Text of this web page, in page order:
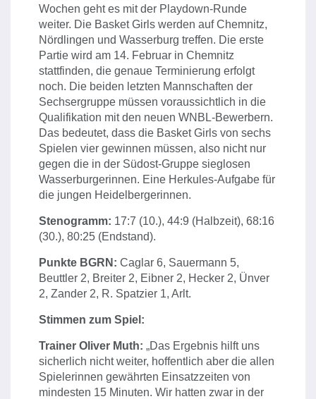
Wochen geht es mit der Playdown-Runde
weiter. Die Basket Girls werden auf Chemnitz,
Nördlingen und Wasserburg treffen. Die erste
Partie wird am 14. Februar in Chemnitz
stattfinden, die genaue Terminierung erfolgt
noch. Die beiden letzten Mannschaften der
Sechsergruppe müssen voraussichtlich in die
Qualifikation mit den neuen WNBL-Bewerbern.
Das bedeutet, dass die Basket Girls von sechs
Spielen vier gewinnen müssen, also nicht nur
gegen die in der Südost-Gruppe sieglosen
Wasserburgerinnen. Eine Herkules-Aufgabe für
die jungen Heidelbergerinnen.
Stenogramm: 17:7 (10.), 44:9 (Halbzeit), 68:16
(30.), 80:25 (Endstand).
Punkte BGRN: Caglar 6, Sauermann 5,
Beuttler 2, Breiter 2, Eibner 2, Hecker 2, Ünver
2, Zander 2, R. Spatzier 1, Arlt.
Stimmen zum Spiel:
Trainer Oliver Muth: „Das Ergebnis hilft uns
sicherlich nicht weiter, hoffentlich aber die allen
Spielerinnen gewährten Einsatzzeiten von
mindesten 15 Minuten. Wir hatten zwar in der